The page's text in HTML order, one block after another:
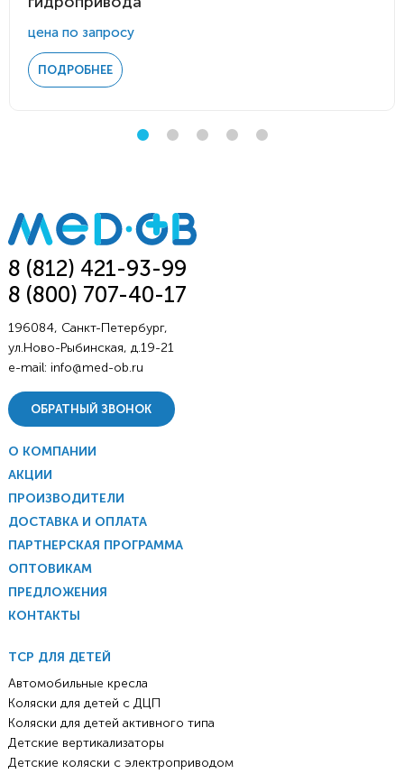
цена по запросу
ПОДРОБНЕЕ
8 (812) 421-93-99
8 (800) 707-40-17
196084, Санкт-Петербург,
ул.Ново-Рыбинская, д.19-21
e-mail: info@med-ob.ru
ОБРАТНЫЙ ЗВОНОК
О КОМПАНИИ
АКЦИИ
ПРОИЗВОДИТЕЛИ
ДОСТАВКА И ОПЛАТА
ПАРТНЕРСКАЯ ПРОГРАММА
ОПТОВИКАМ
ПРЕДЛОЖЕНИЯ
КОНТАКТЫ
ТСР ДЛЯ ДЕТЕЙ
Автомобильные кресла
Коляски для детей с ДЦП
Коляски для детей активного типа
Детские вертикализаторы
Детские коляски с электроприводом